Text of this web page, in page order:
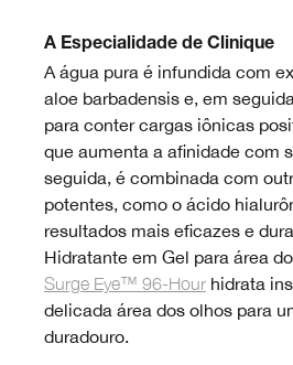
A Especialidade de Clinique
A água pura é infundida com
aloe barbadensis e, em
para conter cargas iônicas
que aumenta a afinidade com
seguida, é combinada com
potentes, como o ácido
resultados mais eficazes e
Hidratante em Gel para área
Surge Eye™ 96-Hour hidrata
delicada área dos olhos para
duradouro.